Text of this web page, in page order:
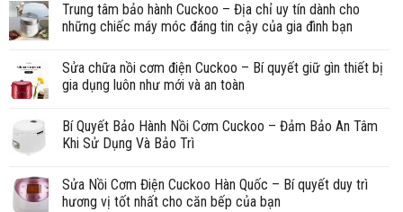
Trung tâm bảo hành Cuckoo – Địa chỉ uy tín dành cho
những chiếc máy móc đáng tin cậy của gia đình bạn
Sửa chữa nồi cơm điện Cuckoo – Bí quyết giữ gìn thiết bị
gia dụng luôn như mới và an toàn
Bí Quyết Bảo Hành Nồi Cơm Cuckoo – Đảm Bảo An Tâm
Khi Sử Dụng Và Bảo Trì
Sửa Nồi Cơm Điện Cuckoo Hàn Quốc – Bí quyết duy trì
hương vị tốt nhất cho căn bếp của bạn